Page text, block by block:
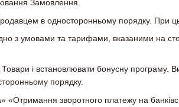
Замовлення.
в односторонньому порядку. При
з умовами та тарифами, вказаними на
і встановлювати бонусну програму.
порядку.
«Отримання зворотного платежу на